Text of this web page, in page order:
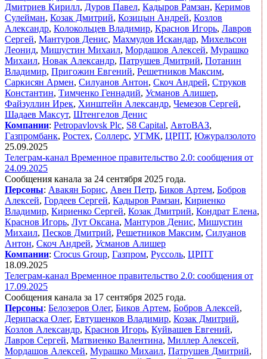
Дмитриев Кирилл, Дуров Павел, Кадыров Рамзан, Керимов
Сулейман, Козак Дмитрий, Козицын Андрей, Козлов
Александр, Колокольцев Владимир, Краснов Игорь, Лавров
Сергей, Мантуров Денис, Махмудов Искандар, Михельсон
Леонид, Мишустин Михаил, Мордашов Алексей, Мурашко
Михаил, Новак Александр, Патрушев Дмитрий, Потанин
Владимир, Пригожин Евгений, Решетников Максим,
Саркисян Армен, Силуанов Антон, Скоч Андрей, Струков
Константин, Тимченко Геннадий, Усманов Алишер,
Файзуллин Ирек, Хинштейн Александр, Чемезов Сергей,
Шадаев Максут, Штенгелов Денис
Компании: Petropavlovsk​ Plc, S8 Capital, АвтоВАЗ,
Газпромбанк, Ростех, Соллерс, УГМК, ЦРПТ, Южуралзолото
25.09.2025
Телеграм-канал Временное правительство 2.0: сообщения от
24.09.2025
Сообщения канала за 24 сентября 2025 года.
Персоны: Авакян Борис, Авен Петр, Биков Артем, Бобров
Алексей, Гордеев Сергей, Кадыров Рамзан, Кириенко
Владимир, Кириенко Сергей, Козак Дмитрий, Кондрат Елена,
Краснов Игорь, Лут Оксана, Мантуров Денис, Мишустин
Михаил, Песков Дмитрий, Решетников Максим, Силуанов
Антон, Скоч Андрей, Усманов Алишер
Компании: Crocus Group, Газпром, Руссоль, ЦРПТ
18.09.2025
Телеграм-канал Временное правительство 2.0: сообщения от
17.09.2025
Сообщения канала за 17 сентября 2025 года.
Персоны: Белозеров Олег, Биков Артем, Бобров Алексей,
Дерипаска Олег, Евтушенков Владимир, Козак Дмитрий,
Козлов Александр, Краснов Игорь, Куйвашев Евгений,
Лавров Сергей, Матвиенко Валентина, Миллер Алексей,
Мордашов Алексей, Мурашко Михаил, Патрушев Дмитрий,